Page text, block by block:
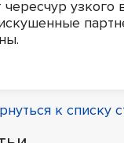
узкого
к списку